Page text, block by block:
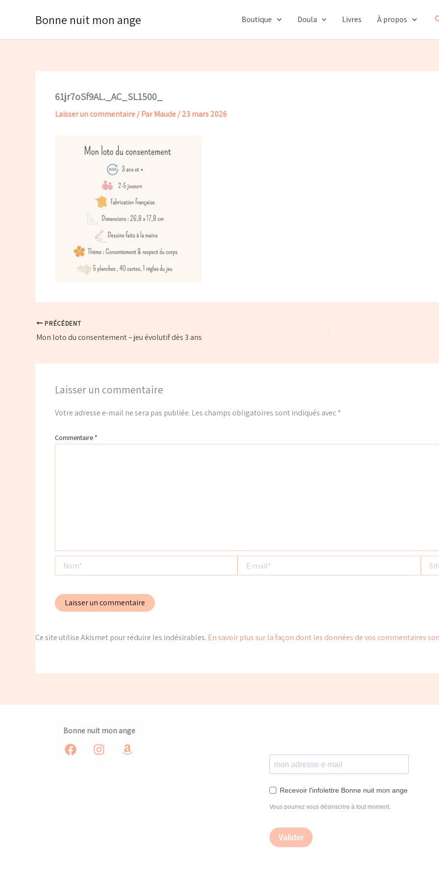
Bonne nuit mon ange Boutique Doula Livres À propos
61jr7oSf9AL._AC_SL1500_
Laisser un commentaire/ ParMaude/23 mars 2026
PRÉCÉDENT
Mon loto du consentement – jeu évolutif dès 3 ans
Laisser un commentaire
Votre adresse e-mail ne sera pas publiée. Les champs obligatoires sont indiqués avec*
Commentaire *
mail*
Ce site utilise Akismet pour réduire les indésirables. En savoir plus sur la façon dont les données de vos commentaires
Bonne nuit mon ange
Recevoir l'infolettre Bonne nuit mon ange
Vous pourrez vous désinscrire à tout moment.
Valider